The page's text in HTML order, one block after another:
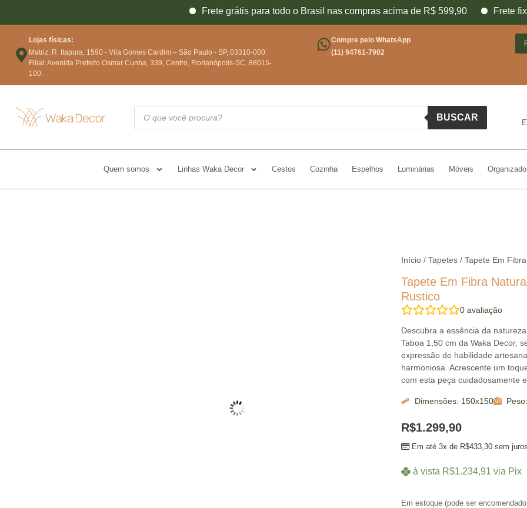
Frete grátis para todo o Brasil nas compras acima de R$ 599,90 Frete fixo
Lojas físicas:
Matriz: R. Itapura, 1590 - Vila Gomes Cardim – São Paulo - SP, 03310-000.
Filial: Avenida Prefeito Osmar Cunha, 339, Centro, Florianópolis-SC, 88015-
100.
Compre pelo WhatsApp
(11) 94761-7902
BUSCAR
Quem somos Linhas Waka Decor Cestos Cozinha Espelhos Luminárias Móveis
Início / Tapetes / Tapete Em
Tapete Em Fibra
Rustico
0 avaliação
Descubra a essência da
Taboa 1,50 cm da Waka Decor,
expressão de habilidade
harmoniosa. Acrescente um
com esta peça cuidadosamente
Dimensões: 150x150
R$1.299,90
Em até 3x de R$433,30 sem juros
à vista R$1.234,91 via Pix
Em estoque (pode ser